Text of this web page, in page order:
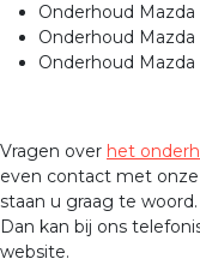
Onderhoud
Onderhoud Mazda
Onderhoud Mazda
Vragen over het
even contact met
staan u graag te
Dan kan bij ons
website.